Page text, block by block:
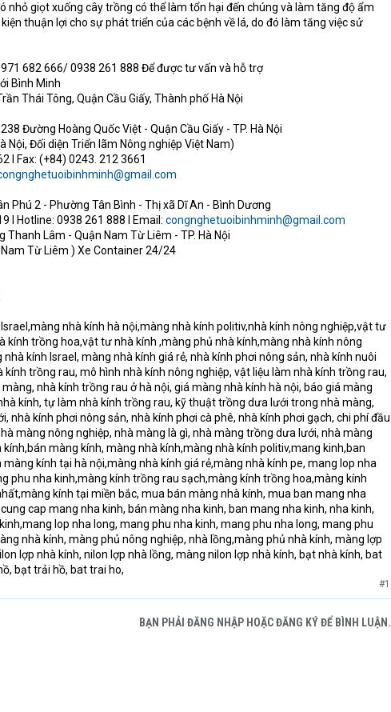
nhỏ giọt xuống cây trồng có thể làm tổn hại đến chúng và làm tăng độ ẩm
thuận lợi cho sự phát triển của các bệnh về lá, do đó làm tăng việc sử
0971 682 666/ 0938 261 888 Để được tư vấn và hỗ trợ
Bình Minh
Thái Tông, Quận Cầu Giấy, Thành phố Hà Nội
Đường Hoàng Quốc Việt - Quận Cầu Giấy - TP. Hà Nội
Nội, Đối diện Triển lãm Nông nghiệp Việt Nam)
I Fax: (+84) 0243. 212 3661
Phú 2 - Phường Tân Bình - Thị xã Dĩ An - Bình Dương
I Hotline: 0938 261 888 I Email: congnghetuoibinhminh@gmail.com
Thanh Lâm - Quận Nam Từ Liêm - TP. Hà Nội
Từ Liêm ) Xe Container 24/24
nhà kính hà nội,màng nhà kính politiv,nhà kính nông nghiệp,vật tư
kính trồng hoa,vật tư nhà kính ,màng phủ nhà kính,màng nhà kính nông
kính Israel, màng nhà kính giá rẻ, nhà kính phơi nông sản, nhà kính nuôi
trồng rau, mô hình nhà kính nông nghiệp, vật liệu làm nhà kính trồng rau,
nhà kính trồng rau ở hà nội, giá màng nhà kính hà nội, báo giá màng
kính, tự làm nhà kính trồng rau, kỹ thuật trồng dưa lưới trong nhà màng,
nhà kính phơi nông sản, nhà kính phơi cà phê, nhà kính phơi gạch, chi phí đầu
màng nông nghiệp, nhà màng là gì, nhà màng trồng dưa lưới, nhà màng
màng kính, màng nhà kính,màng nhà kính politiv,mang kinh,ban
kính tại hà nội,màng nhà kính giá rẻ,màng nhà kính pe, mang lop nha
phu nha kinh,màng kính trồng rau sạch,màng kính trồng hoa,màng kính
kính tại miền bắc, mua bán màng nhà kính, mua ban mang nha
cap mang nha kinh, bán màng nha kinh, ban mang nha kinh, nha kinh,
lop nha long, mang phu nha kinh, mang phu nha long, mang phu
nhà kính, màng phủ nông nghiệp, nhà lồng,màng phủ nhà kính, màng lợp
lợp nhà kính, nilon lợp nhà lồng, màng nilon lợp nhà kính, bạt nhà kính, bat
bạt trải hồ, bat trai ho,
#1
BẠN PHẢI ĐĂNG NHẬP HOẶC ĐĂNG KÝ ĐỂ BÌNH LUẬN.